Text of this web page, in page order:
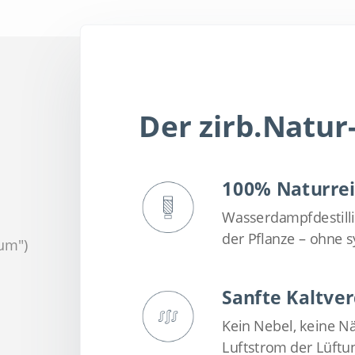
Der
100%
der Pflanze – ohne
Sanfte
Kein Nebel, keine
Luftstrom der